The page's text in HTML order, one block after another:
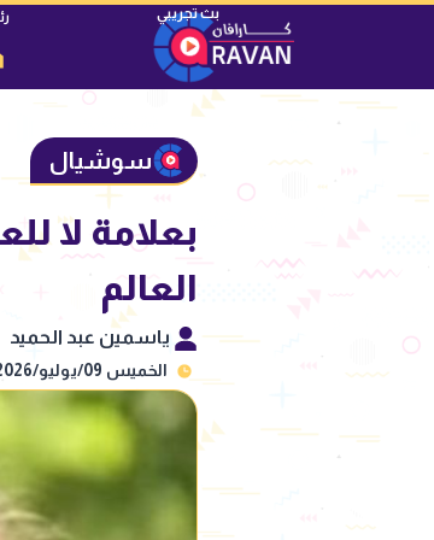
سوشيال
بعلامة لا
العالم
ياسمين عبد الحميد
الخميس 09/يوليو/2026 - 01:29 م